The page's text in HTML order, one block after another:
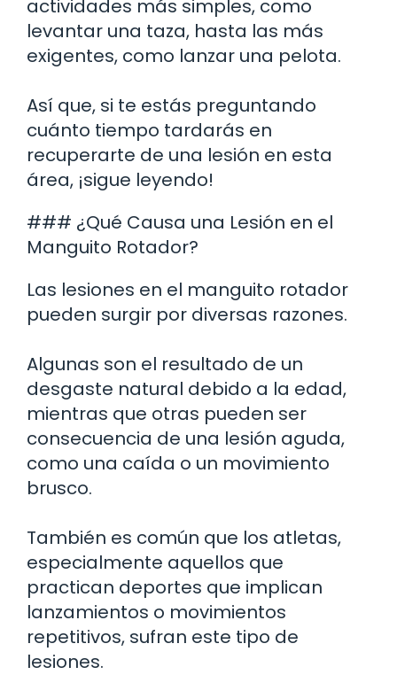
actividades más simples, como
levantar una taza, hasta las más
exigentes, como lanzar una pelota.
Así que, si te estás preguntando
cuánto tiempo tardarás en
recuperarte de una lesión en esta
área, ¡sigue leyendo!
### ¿Qué Causa una Lesión en el
Manguito Rotador?
Las lesiones en el manguito rotador
pueden surgir por diversas razones.
Algunas son el resultado de un
desgaste natural debido a la edad,
mientras que otras pueden ser
consecuencia de una lesión aguda,
como una caída o un movimiento
brusco.
También es común que los atletas,
especialmente aquellos que
practican deportes que implican
lanzamientos o movimientos
repetitivos, sufran este tipo de
lesiones.